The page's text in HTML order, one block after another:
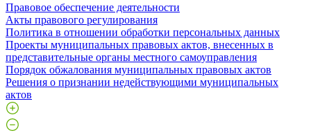
Правовое обеспечение деятельности
Акты правового регулирования
Политика в отношении обработки персональных данных
Проекты муниципальных правовых актов, внесенных в
представительные органы местного самоуправления
Порядок обжалования муниципальных правовых актов
Решения о признании недействующими муниципальных
актов